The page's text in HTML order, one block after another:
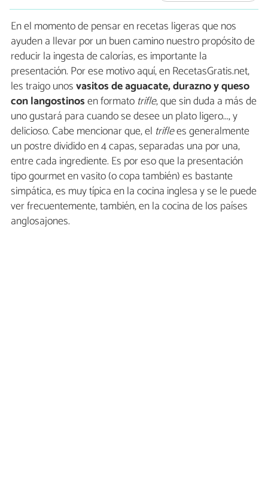
En el momento de pensar en recetas ligeras que nos
ayuden a llevar por un buen camino nuestro propósito de
reducir la ingesta de calorías, es importante la
presentación. Por ese motivo aquí, en RecetasGratis.net,
les traigo unosvasitos de aguacate, durazno y queso
con langostinosen formato trifle, que sin duda a más de
uno gustará para cuando se desee un plato ligero..., y
delicioso. Cabe mencionar que, el triflees generalmente
un postre dividido en 4 capas, separadas una por una,
entre cada ingrediente. Es por eso que la presentación
tipo gourmet en vasito (o copa también) es bastante
simpática, es muy típica en la cocina inglesa y se le puede
ver frecuentemente, también, en la cocina de los países
anglosajones.